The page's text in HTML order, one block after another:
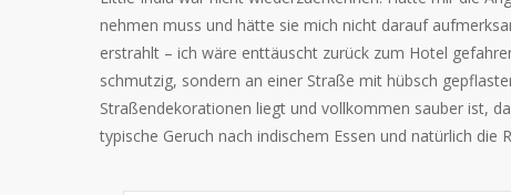
nehmen muss und hätte sie mich nicht darauf
erstrahlt – ich wäre enttäuscht zurück zum Hotel
schmutzig, sondern an einer Straße mit hübsch
Straßendekorationen liegt und vollkommen sauber ist,
typische Geruch nach indischem Essen und natürlich die